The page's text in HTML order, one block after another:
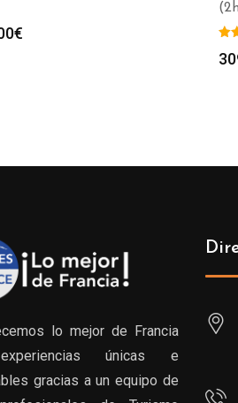
€
lo mejor de Francia
únicas e
gracias a un equipo de